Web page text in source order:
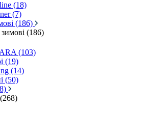
(18)
(7)
(186)
(186)
(103)
(19)
(14)
(50)